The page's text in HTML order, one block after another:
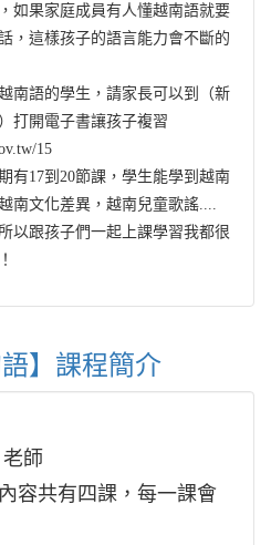
如果家庭成員有人懂越南語就要
，這樣孩子的語言能力會不斷的
南語的學生，請家長可以到（新
打開電子書讓孩子複習
15
有17到20節課，學生能學到越南
南文化差異，越南兒童歌謠....
以跟孩子們一起上課學習我都很
語】課程簡介
老師
容共有四課，每一課會